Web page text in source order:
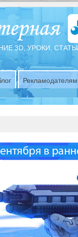
3D, УРОКИ,
Рекламодателям